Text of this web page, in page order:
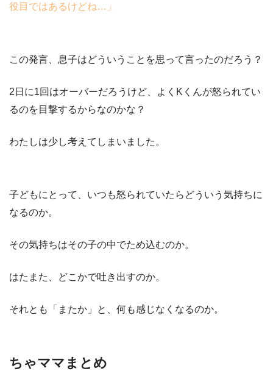
役目ではあるけどね… 」
この発言、息子はどういうことを思って言ったのだろう？
2日に1回はオーバーだろうけど、よく K くんが怒られてい
るのを目撃するからなのかな？
わたしは少し考えてしまいました。
子どもにとって、いつも怒られていたらどういう気持ちに
なるのか。
その気持ちはその子の中でため込むのか。
はたまた、どこかで吐き出すのか。
それとも「またか」と、何も感じなくなるのか。
ちゃママまとめ